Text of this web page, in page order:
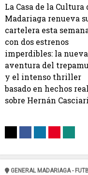
La Casa de la Cultura
Madariaga renueva
cartelera esta
con dos estrenos
imperdibles: la nueva
aventura del
y el intenso thriller
basado en hechos
sobre Hernán
GENERAL MADARIAGA -